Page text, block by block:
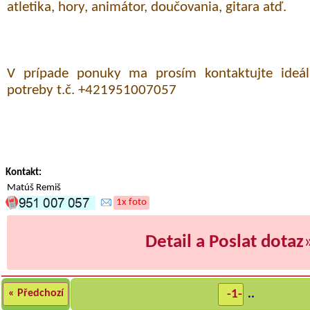
atletika, hory, animátor, doučovania, gitara atď.
V prípade ponuky ma prosím kontaktujte
potreby t.č. +421951007057
Kontakt:
Matúš Remiš
1x foto
Detail a Poslat dotaz
« Předchozí -1- ..